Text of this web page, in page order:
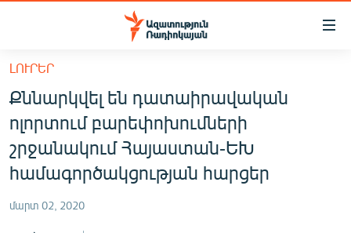
Մատչելիության
հիմնական
բովանդակությանը
հիմնական
մենյուին
Որոնում
ՀԱՅԱՍՏԱՆ
ՔԱՂԱՔԱԿԱՆ
ԸՆՏՐՈՒԹՅՈՒՆՆԵՐ 2026
ԼՈՒՐԵՐ
Քննարկվել են դատաիրավական
ոլորտում բարեփոխումների
շրջանակում Հայաստան-ԵԽ
համագործակցության հարցեր
մարտ 02, 2020